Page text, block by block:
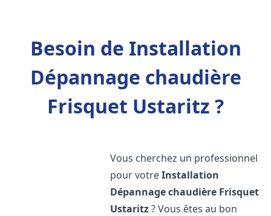
Besoin de Installation
Dépannage chaudière
Frisquet Ustaritz ?
Vous cherchez un professionnel
pour votreInstallation
Dépannage chaudière Frisquet
Ustaritz? Vous êtes au bon